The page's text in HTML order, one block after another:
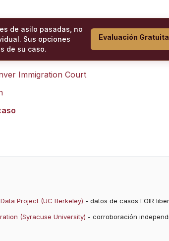
de asilo pasadas, no
Sus opciones
de su caso.
Evaluación
Immigration Court
Project (UC Berkeley) - datos de casos EOIR
(Syracuse University) - corroboración